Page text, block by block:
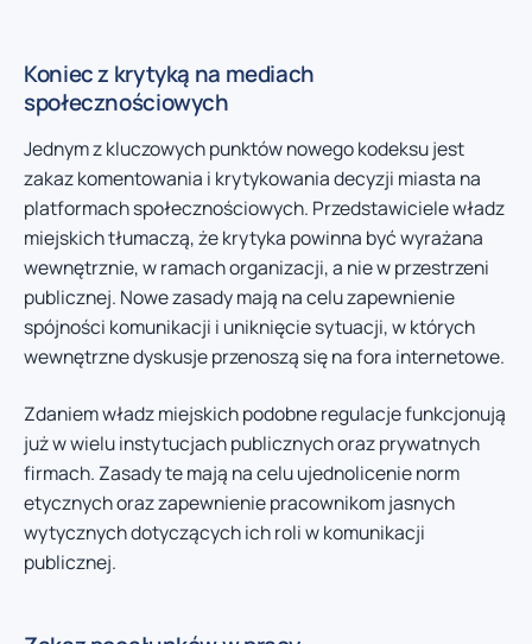
Koniec z krytyką na mediach
społecznościowych
Jednym z kluczowych punktów nowego kodeksu jest
zakaz komentowania i krytykowania decyzji miasta na
platformach społecznościowych. Przedstawiciele władz
miejskich tłumaczą, że krytyka powinna być wyrażana
wewnętrznie, w ramach organizacji, a nie w przestrzeni
publicznej. Nowe zasady mają na celu zapewnienie
spójności komunikacji i uniknięcie sytuacji, w których
wewnętrzne dyskusje przenoszą się na fora internetowe.
Zdaniem władz miejskich podobne regulacje funkcjonują
już w wielu instytucjach publicznych oraz prywatnych
firmach. Zasady te mają na celu ujednolicenie norm
etycznych oraz zapewnienie pracownikom jasnych
wytycznych dotyczących ich roli w komunikacji
publicznej.